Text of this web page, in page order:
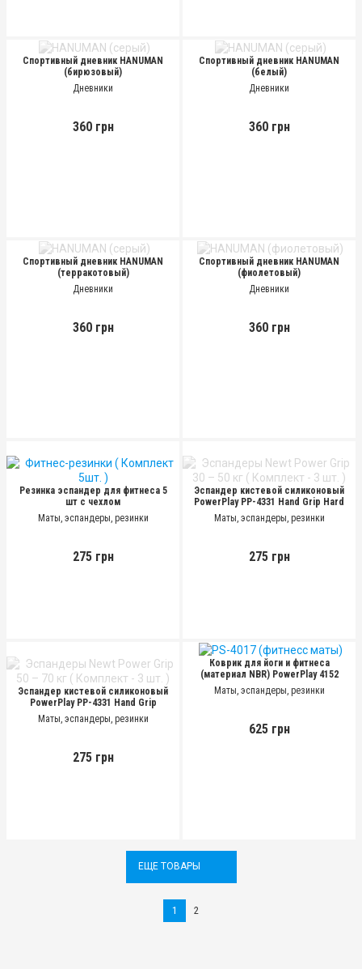
Спортивный дневник HANUMAN
(бирюзовый)
Дневники
360 грн
Спортивный дневник HANUMAN
(белый)
Дневники
360 грн
Спортивный дневник HANUMAN
(терракотовый)
Дневники
360 грн
Спортивный дневник HANUMAN
(фиолетовый)
Дневники
360 грн
Резинка эспандер для фитнеса 5
шт с чехлом
Маты, эспандеры, резинки
275 грн
Эспандер кистевой силиконовый
PowerPlay PP-4331 Hand Grip Hard
40-45-50 кг, Черный
Маты, эспандеры, резинки
275 грн
Эспандер кистевой силиконовый
PowerPlay PP-4331 Hand Grip
Large 30-35-40 кг, Серый
Маты, эспандеры, резинки
275 грн
Коврик для йоги и фитнеса
(материал NBR) PowerPlay 4152
Черный (183x61x1 см)
Маты, эспандеры, резинки
625 грн
ЕЩЕ ТОВАРЫ
1 2